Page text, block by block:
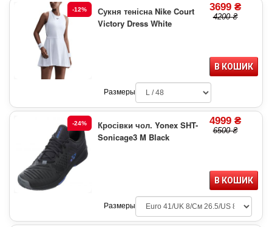
-12%
Сукня тенісна Nike Court
Victory Dress White
3699 ₴
4200 ₴
В КОШИК
Размеры
-24%
Кросівки чол. Yonex SHT-
Sonicage3 M Black
4999 ₴
6500 ₴
В КОШИК
Размеры